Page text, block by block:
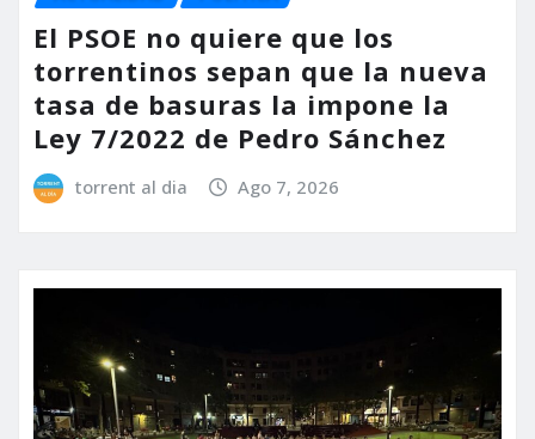
El PSOE no quiere que los
torrentinos sepan que la nueva
tasa de basuras la impone la
Ley 7/2022 de Pedro Sánchez
torrent al dia Ago 7, 2026